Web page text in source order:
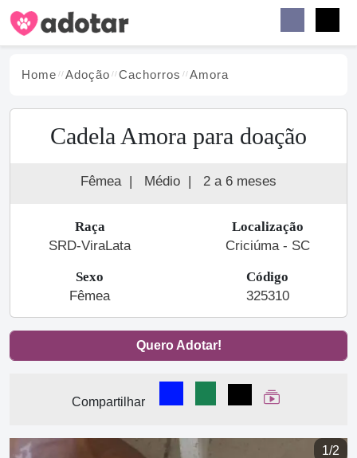
Home Adoção Cachorros Amora
Cadela Amora para doação
Fêmea | Médio | 2 a 6 meses
Raça
SRD-ViraLata
Localização
Criciúma - SC
Sexo
Fêmea
Código
325310
Quero Adotar!
Compartilhar
Compartilhar no Facebook
Compartilhar no
Compartilhar
Ver Web Story
1/2